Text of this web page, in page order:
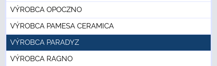
VÝROBCA OPOCZNO
VÝROBCA PAMESA CERAMICA
VÝROBCA PARADYZ
VÝROBCA RAGNO